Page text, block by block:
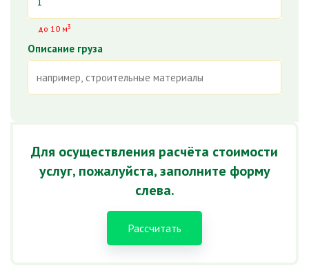
до 10 м3
Описание груза
Для осуществления расчёта стоимости
услуг, пожалуйста, заполните форму
слева.
Рассчитать